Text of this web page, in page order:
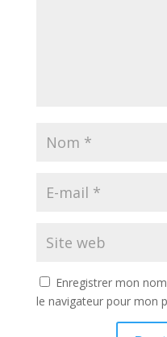
Enregistrer mon
le navigateur pour mon